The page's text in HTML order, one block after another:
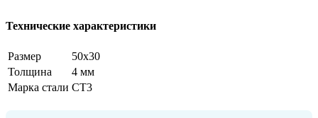
Технические характеристики
Размер
50х30
Толщина
4 мм
Марка стали СТ3